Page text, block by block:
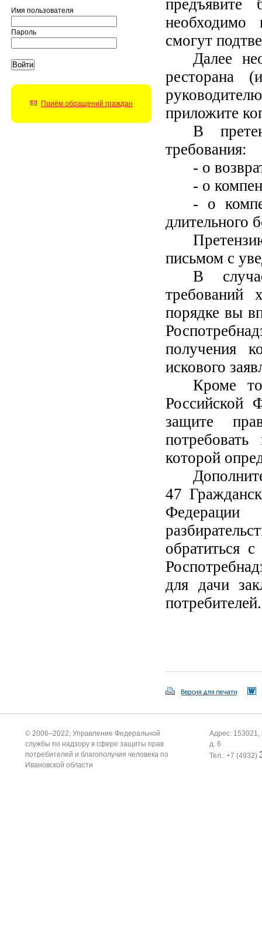
Имя пользователя
Пароль
Приём обращений граждан
необходимо
смогут
Далее
ресторана
приложите
В
требования:
- о
- о
- о
длительного
письмом с
В
требований
порядке вы
получения
искового
Кроме
защите
которой
47
Федерации
обратиться
для дачи
потребителей.
© 2006–2022, Управление Федеральной
службы по надзору в сфере защиты прав
потребителей и благополучия человека по
Ивановской области
Адрес: 153021,
д. 6
Тел.: +7 (4932)